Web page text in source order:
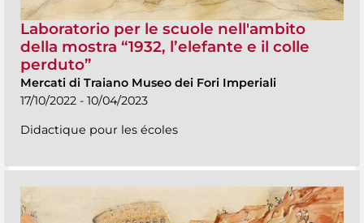
Laboratorio per le scuole nell'ambito
della mostra “1932, l’elefante e il colle
perduto”
Mercati di Traiano Museo dei Fori Imperiali
17/10/2022 - 10/04/2023
Didactique pour les écoles